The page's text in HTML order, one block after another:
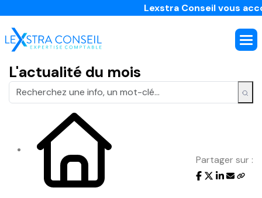
Lexstra Conseil vous
L'actualité du mois
Partager sur :